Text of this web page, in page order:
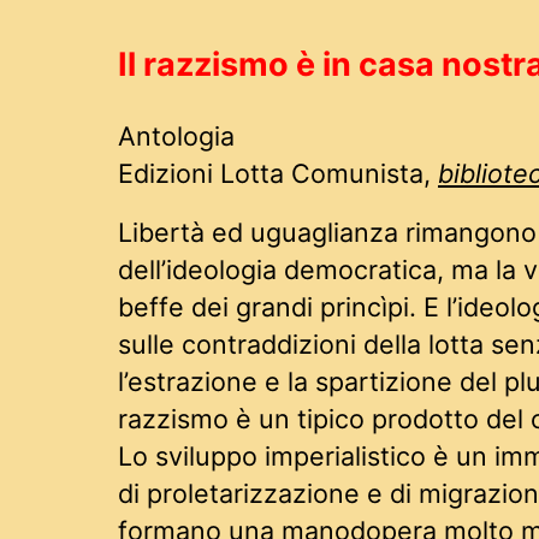
Il razzismo è in casa
Antologia
Edizioni Lotta Comunista,
Libertà ed uguaglianza
dell’ideologia democratica, ma la
beffe dei grandi princìpi. E
sulle contraddizioni della lotta
l’estrazione e la spartizione del
razzismo è un tipico prodotto del
Lo sviluppo imperialistico è un
di proletarizzazione e di
formano una manodopera molto